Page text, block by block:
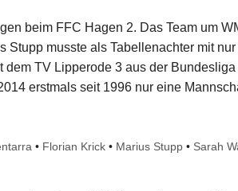
beim FFC Hagen 2. Das Team um
Stupp musste als Tabellenachter mit
dem TV Lipperode 3 aus der
erstmals seit 1996 nur eine
• Florian Krick • Marius Stupp • Sarah